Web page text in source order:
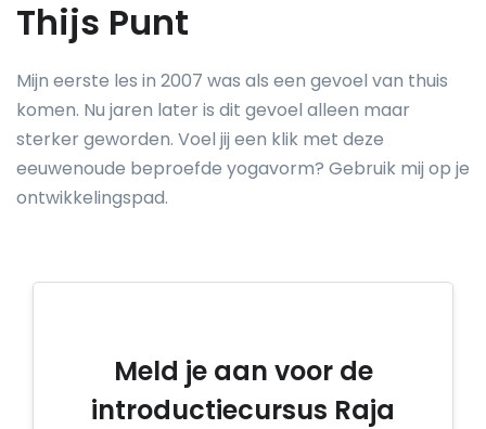
Thijs Punt
Mijn eerste les in 2007 was als een gevoel van thuis
komen. Nu jaren later is dit gevoel alleen maar
sterker geworden. Voel jij een klik met deze
eeuwenoude beproefde yogavorm? Gebruik mij op je
ontwikkelingspad.
Meld je aan voor de
introductiecursus Raja